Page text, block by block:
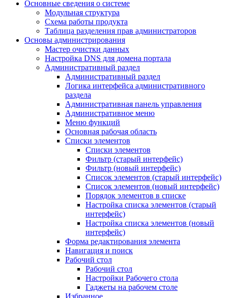
Основные сведения о системе
Модульная структура
Схема работы продукта
Таблица разделения прав администраторов
Основы администрирования
Мастер очистки данных
Настройка DNS для домена портала
Административный раздел
Административный раздел
Логика интерфейса административного
раздела
Административная панель управления
Административное меню
Меню функций
Основная рабочая область
Списки элементов
Списки элементов
Фильтр (старый интерфейс)
Фильтр (новый интерфейс)
Список элементов (старый интерфейс)
Список элементов (новый интерфейс)
Порядок элементов в списке
Настройка списка элементов (старый
интерфейс)
Настройка списка элементов (новый
интерфейс)
Форма редактирования элемента
Навигация и поиск
Рабочий стол
Рабочий стол
Настройки Рабочего стола
Гаджеты на рабочем столе
Избранное